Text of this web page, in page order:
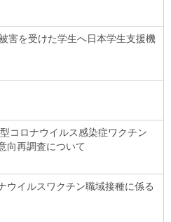
害を受けた学生へ日本学生支援機
コロナウイルス感染症ワクチン
向再調査について
ウイルスワクチン職域接種に係る